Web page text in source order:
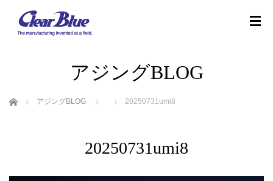
アジングBLOG
ホーム アジングBLOG 20250731umi8
20250731umi8